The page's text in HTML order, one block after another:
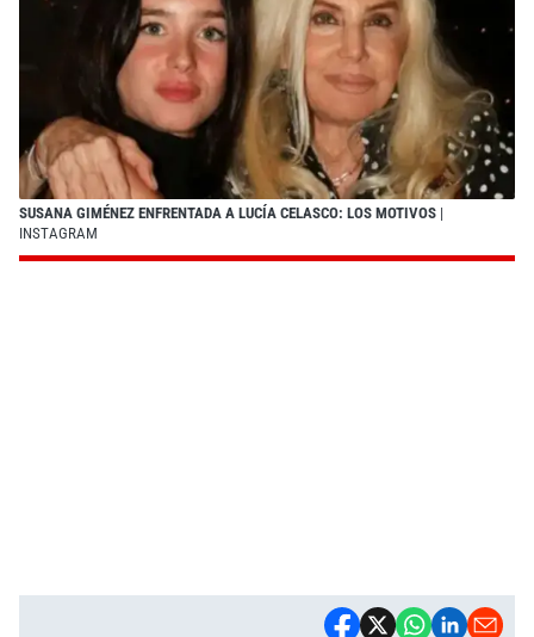
SUSANA GIMÉNEZ ENFRENTADA A LUCÍA CELASCO: LOS MOTIVOS |
INSTAGRAM